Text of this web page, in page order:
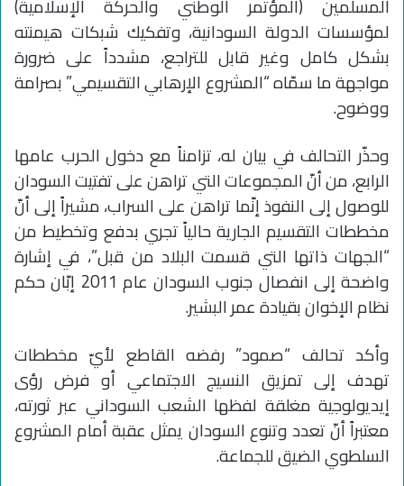
المسلمين (المؤتمر الوطني والحركة الإسلامية)
لمؤسسات الدولة السودانية، وتفكيك شبكات هيمنته
بشكل كامل وغير قابل للتراجع، مشدداً على ضرورة
مواجهة ما سمّاه “المشروع الإرهابي التقسيمي” بصرامة
ووضوح.
وحذّر التحالف في بيان له، تزامناً مع دخول الحرب عامها
الرابع، من أنّ المجموعات التي تراهن على تفتيت السودان
للوصول إلى النفوذ إنّما تراهن على السراب، مشيراً إلى أنّ
مخططات التقسيم الجارية حالياً تجري بدفع وتخطيط من
“الجهات ذاتها التي قسمت البلاد من قبل”، في إشارة
واضحة إلى انفصال جنوب السودان عام 2011 إبّان حكم
نظام الإخوان بقيادة عمر البشير.
وأكد تحالف “صمود” رفضه القاطع لأيّ مخططات
تهدف إلى تمزيق النسيج الاجتماعي أو فرض رؤى
إيديولوجية مغلقة لفظها الشعب السوداني عبر ثورته،
معتبراً أنّ تعدد وتنوع السودان يمثل عقبة أمام المشروع
السلطوي الضيق للجماعة.